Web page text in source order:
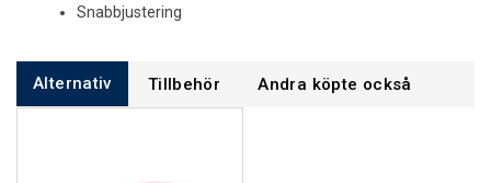
Snabbjustering
Alternativ Tillbehör Andra köpte också